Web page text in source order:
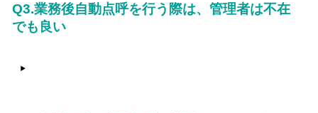
Q3.業務後自動点呼を行う際は、管理者は不在
でも良い